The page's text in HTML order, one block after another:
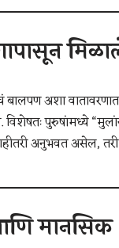
बालपण अशा
पुरुषांमध्ये
अनुभवत असेल,